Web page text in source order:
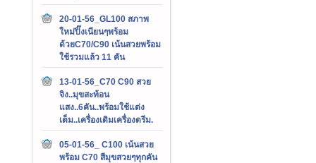
20-01-56_GL100 สภาพ
ใหม่ปิ๊งเนียนๆพร้อม
ด้วยC70/C90 เน้นสวยพร้อม
ใช้รวมแล้ว 11 คัน
13-01-56_C70 C90 สวย
จิง..มุขสะท้อน
แสง..6คัน..พร้อมใช้แต่ง
เต็ม..เครื่องเดิมเครื่องดรีม.
05-01-56_ C100 เน้นสวย
พร้อม C70 สีมุขสวยๆทุกคัน